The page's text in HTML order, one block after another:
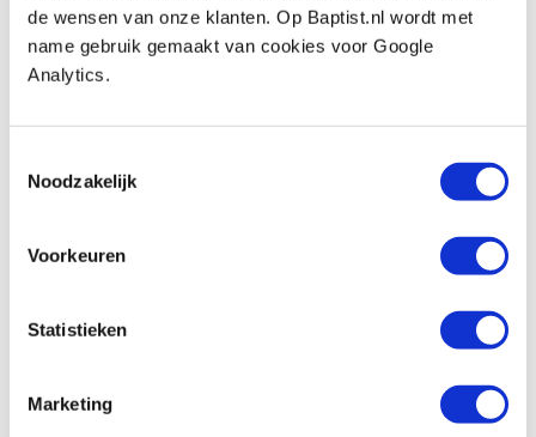
de wensen van onze klanten. Op Baptist.nl wordt met
name gebruik gemaakt van cookies voor Google
Analytics.
Noodzakelijk
Voorkeuren
Statistieken
Marketing
Vierkante gaten slaghulpstuk 3/16″ (5
Vorige Volgende